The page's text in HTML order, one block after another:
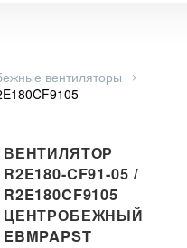
вентиляторы
ВЕНТИЛЯТОР
R2E180-CF91-05 /
R2E180CF9105
ЦЕНТРОБЕЖНЫЙ
EBMPAPST